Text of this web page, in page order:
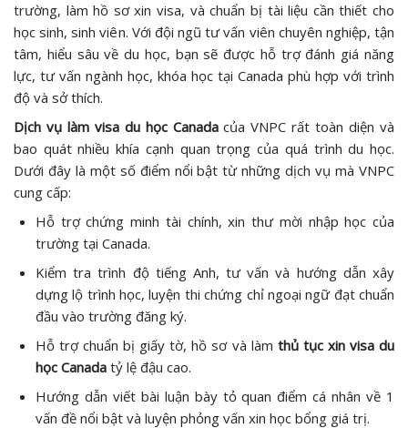
trường, làm hồ sơ xin visa, và chuẩn bị tài liệu cần thiết cho
học sinh, sinh viên. Với đội ngũ tư vấn viên chuyên nghiệp, tận
tâm, hiểu sâu về du học, bạn sẽ được hỗ trợ đánh giá năng
lực, tư vấn ngành học, khóa học tại Canada phù hợp với trình
độ và sở thích.
Dịch vụ làm visa du học Canada của VNPC rất toàn diện và
bao quát nhiều khía cạnh quan trọng của quá trình du học.
Dưới đây là một số điểm nổi bật từ những dịch vụ mà VNPC
cung cấp:
Hỗ trợ chứng minh tài chính, xin thư mời nhập học của
trường tại Canada.
Kiểm tra trình độ tiếng Anh, tư vấn và hướng dẫn xây
dựng lộ trình học, luyện thi chứng chỉ ngoại ngữ đạt chuẩn
đầu vào trường đăng ký.
Hỗ trợ chuẩn bị giấy tờ, hồ sơ và làm thủ tục xin visa du
học Canada tỷ lệ đậu cao.
Hướng dẫn viết bài luận bày tỏ quan điểm cá nhân về 1
vấn đề nổi bật và luyện phỏng vấn xin học bổng giá trị.